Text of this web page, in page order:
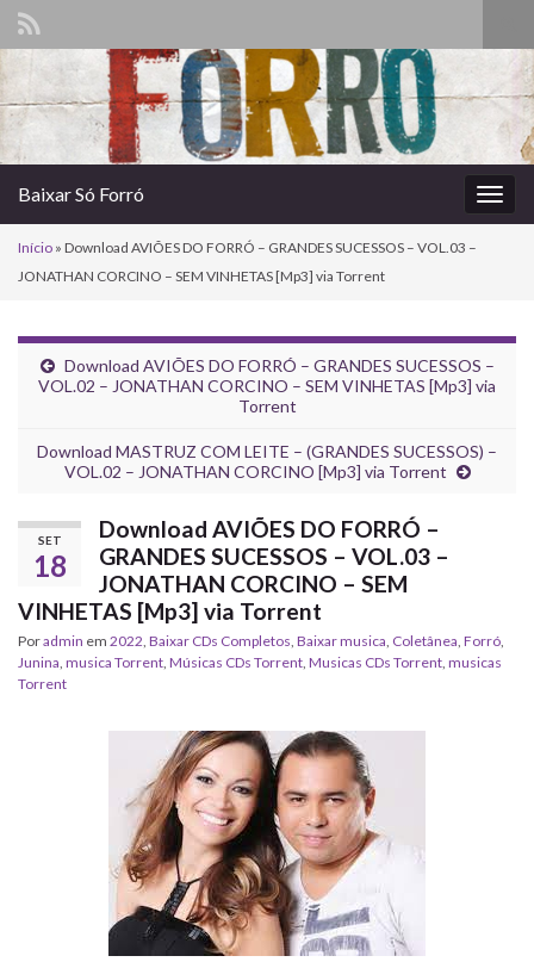
Search for:
Baixar Só Forró
Início » Download AVIÕES DO FORRÓ – GRANDES SUCESSOS – VOL.03 –
JONATHAN CORCINO – SEM VINHETAS [Mp3] via Torrent
Download AVIÕES DO FORRÓ – GRANDES SUCESSOS –
VOL.02 – JONATHAN CORCINO – SEM VINHETAS [Mp3] via
Torrent
Download MASTRUZ COM LEITE – (GRANDES SUCESSOS) –
VOL.02 – JONATHAN CORCINO [Mp3] via Torrent
SET
18
Download AVIÕES DO FORRÓ –
GRANDES SUCESSOS – VOL.03 –
JONATHAN CORCINO – SEM
VINHETAS [Mp3] via Torrent
Poradmin em 2022 Baixar CDs Completos Baixar musica Coletânea Forró
Junina musica Torrent ‎Músicas CDs Torrent ‎Musicas CDs Torrent musicas
Torrent